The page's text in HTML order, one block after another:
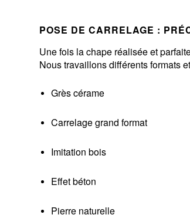
POSE DE CARRELAGE :
Une fois la chape réalisée et
Nous travaillons différents formats
Grès cérame
Carrelage grand format
Imitation bois
Effet béton
Pierre naturelle